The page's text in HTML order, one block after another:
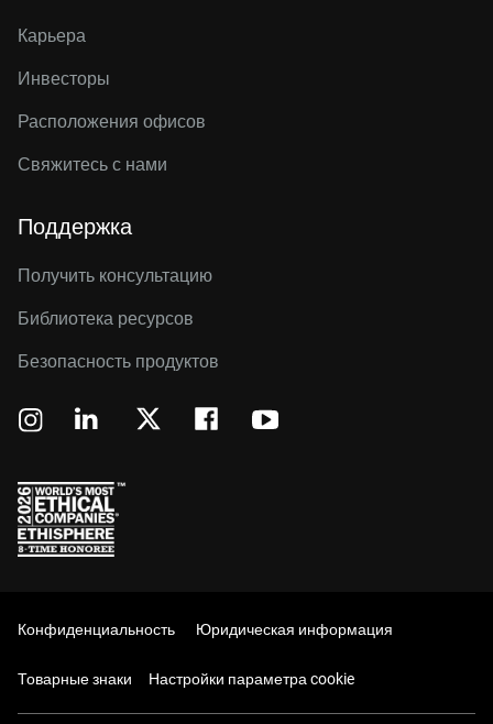
Карьера
Инвесторы
Расположения офисов
Свяжитесь с нами
Поддержка
Получить консультацию
Библиотека ресурсов
Безопасность продуктов
Конфиденциальность Юридическая информация
Товарные знаки Настройки параметра cookie